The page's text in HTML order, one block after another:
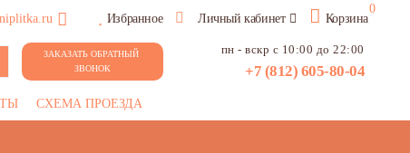
Избранное Личный кабинет Корзина
0
ЗАКАЗАТЬ ОБРАТНЫЙ
ЗВОНОК
пн - вскр с 10:00 до 22:00
+7 (812) 605-80-04
СХЕМА ПРОЕЗДА